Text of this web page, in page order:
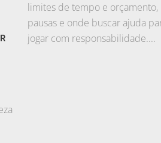
limites de tempo e orçamento,
pausas e onde buscar ajuda
jogar com responsabilidade....